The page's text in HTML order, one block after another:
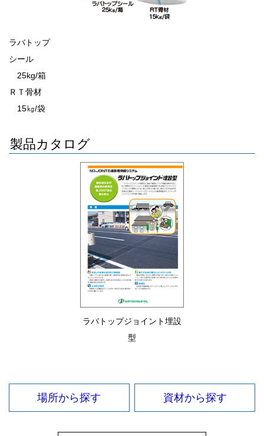
ラバトップ
シール
25kg/箱
ＲＴ骨材
15㎏/袋
製品カタログ
ラバトップジョイント埋設
型
場所から探す 資材から探す